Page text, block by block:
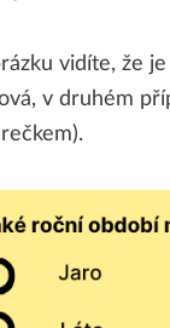
vidíte, že
v druhém